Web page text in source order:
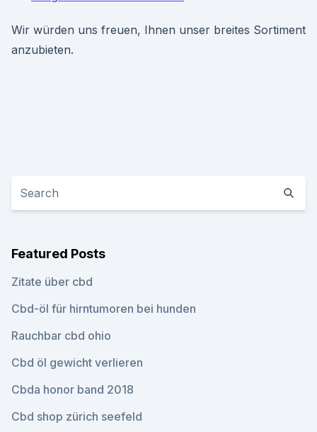
Wir würden uns freuen, Ihnen unser breites Sortiment
anzubieten.
Featured Posts
Zitate über cbd
Cbd-öl für hirntumoren bei hunden
Rauchbar cbd ohio
Cbd öl gewicht verlieren
Cbda honor band 2018
Cbd shop zürich seefeld